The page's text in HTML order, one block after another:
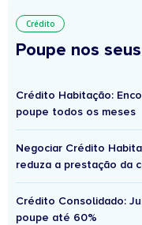
Crédito
Poupe nos
Crédito Habitação:
poupe todos os meses
Negociar Crédito
reduza a prestação da
Crédito Consolidado:
poupe até 60%